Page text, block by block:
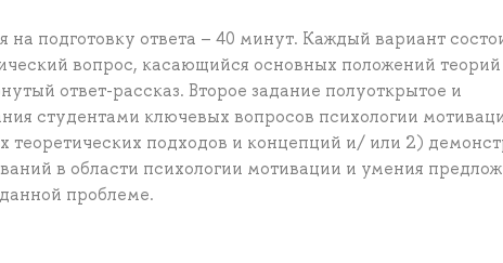
подготовку ответа – 40 минут. Каждый вариант
вопрос, касающийся основных положений
ответ-рассказ. Второе задание полуоткрытое и
студентами ключевых вопросов психологии
теоретических подходов и концепций и/ или 2)
в области психологии мотивации и умения
проблеме.